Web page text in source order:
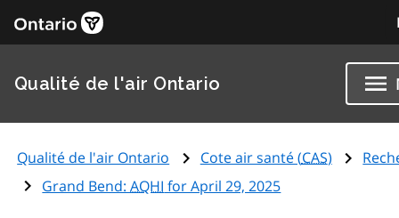
Qualité de l'air Ontario
Qualité de l'air Ontario Cote air santé (CAS)
Grand Bend:AQHI for April 29, 2025